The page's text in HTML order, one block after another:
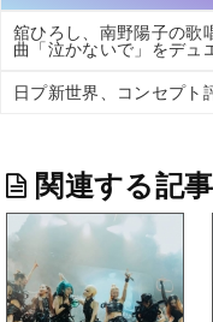
舘ひろし、南野陽子の
曲「泣かないで」をデュ
日プ新世界、コンセプト
関連する記事